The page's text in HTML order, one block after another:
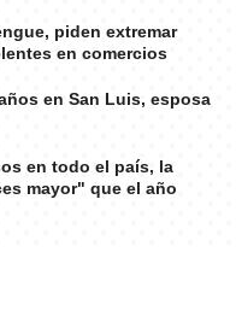
piden extremar
en comercios
en San Luis, esposa
en todo el país, la
mayor" que el año